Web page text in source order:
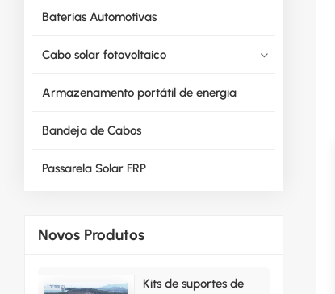
Baterias Automotivas
Cabo solar fotovoltaico
Armazenamento portátil de energia
Bandeja de Cabos
Passarela Solar FRP
Novos Produtos
Kits de suportes de